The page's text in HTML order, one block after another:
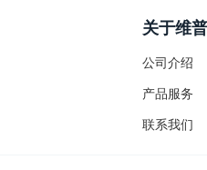
关于维普
公司介绍
产品服务
联系我们